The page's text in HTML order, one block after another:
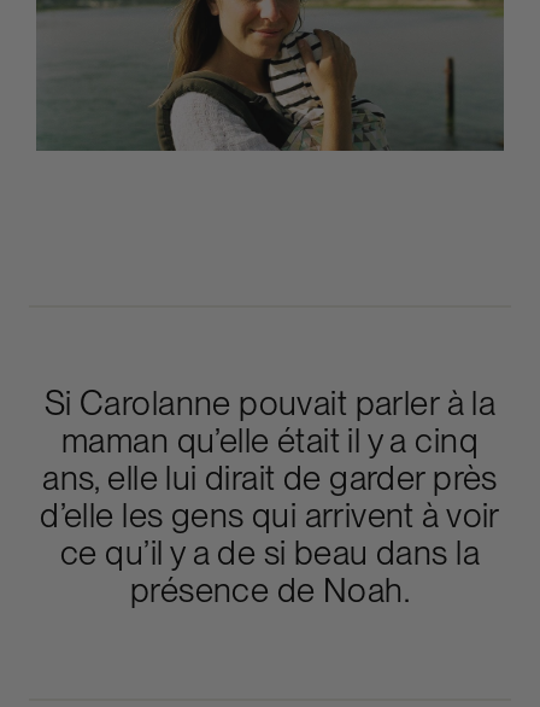
Si Carolanne pouvait parler à la
maman qu’elle était il y a cinq
ans, elle lui dirait de garder près
d’elle les gens qui arrivent à voir
ce qu’il y a de si beau dans la
présence de Noah.